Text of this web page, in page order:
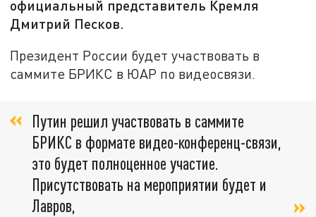
официальный представитель Кремля
Дмитрий Песков.
Президент России будет участвовать в
саммите БРИКС в ЮАР по видеосвязи.
Путин решил участвовать в саммите
БРИКС в формате видео-конференц-связи,
это будет полноценное участие.
Присутствовать на мероприятии будет и
Лавров,